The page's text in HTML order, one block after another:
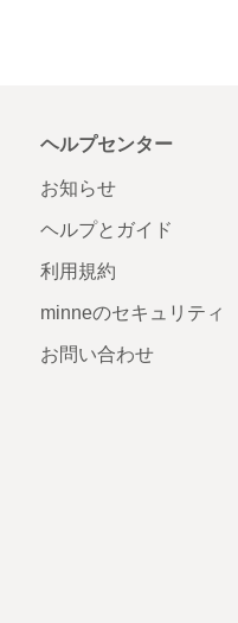
ヘルプセンター
お知らせ
ヘルプとガイド
利用規約
minneのセキュリティ
お問い合わせ